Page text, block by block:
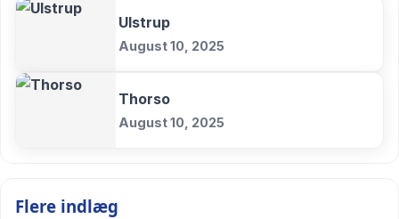
Ulstrup
August 10, 2025
Thorso
August 10, 2025
Flere indlæg